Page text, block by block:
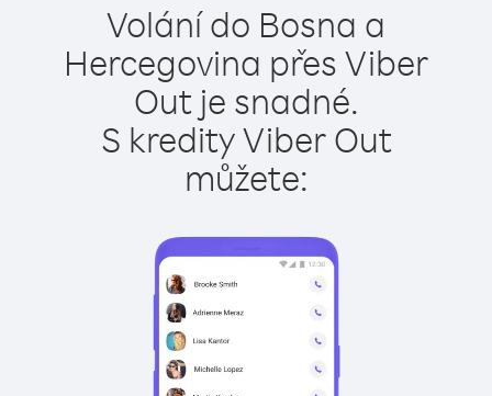
Volání do Bosna a
Hercegovina přes Viber
Out je snadné.
S kredity Viber Out
můžete: